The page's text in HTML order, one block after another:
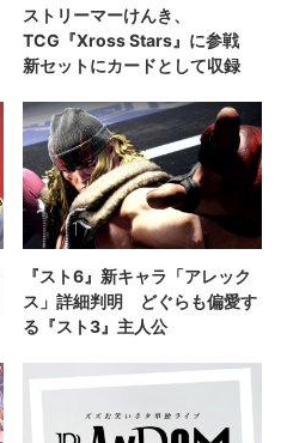
ストリーマーけんき、
TCG『Xross Stars』に参戦
新セットにカードとして収録
『スト6』新キャラ「アレック
ス」詳細判明 どぐらも偏愛す
る『スト3』主人公